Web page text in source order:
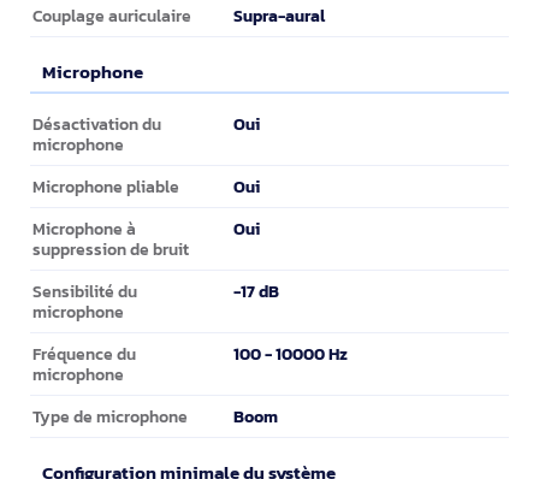
Couplage auriculaire Supra-aural
Microphone
Microphone
Désactivation du
microphone
Oui
Microphone pliable Oui
Microphone à
suppression de bruit
Oui
Sensibilité du
microphone
-17 dB
Fréquence du
microphone
100 - 10000 Hz
Type de microphone Boom
Configuration minimale du système